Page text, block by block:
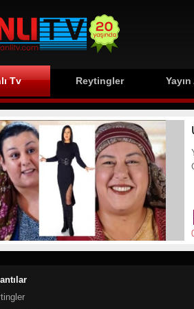
Tv Reytingler Yayın